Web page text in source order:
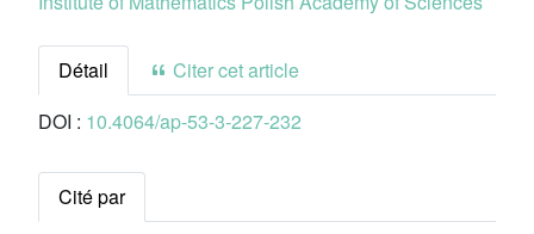
Détail
Citer cet article
DOI : 10.4064/ap-53-3-227-232
Cité par